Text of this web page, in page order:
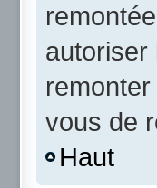
autoriser
vous de
Haut